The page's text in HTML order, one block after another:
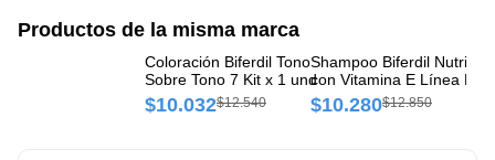
Productos de la misma marca
Coloración Biferdil Tono
Sobre Tono 7 Kit x 1 und
$10.032$12.540
Shampoo Biferdil Nutrición
con Vitamina E Línea
Vite Frasco x 400 ml
$10.280$12.850